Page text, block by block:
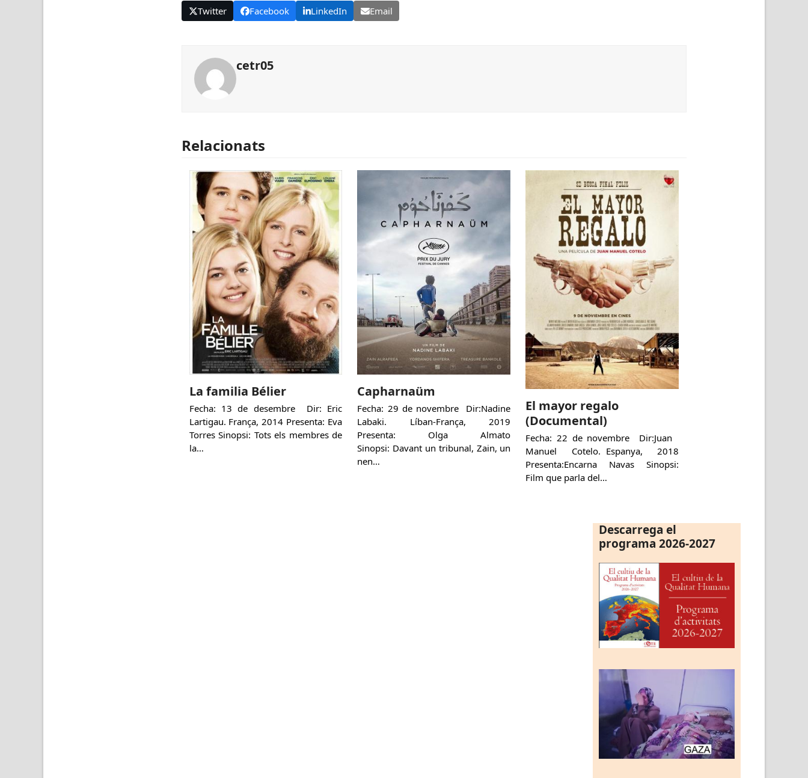
Twitter Facebook LinkedIn Email
cetr05
Relacionats
La familia Bélier
Fecha: 13 de desembre Dir: Eric
Lartigau. França, 2014 Presenta: Eva
Torres Sinopsi: Tots els membres de
la…
Capharnaüm
Fecha: 29 de novembre Dir:Nadine
Labaki. Líban-França, 2019
Presenta: Olga Almato
Sinopsi: Davant un tribunal, Zain, un
nen…
El mayor regalo
(Documental)
Fecha: 22 de novembre Dir:Juan
Manuel Cotelo. Espanya, 2018
Presenta:Encarna Navas Sinopsi:
Film que parla del…
Descarrega el
programa 2026-2027